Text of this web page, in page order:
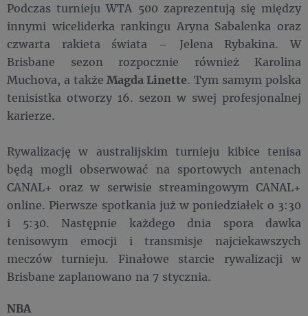
Podczas turnieju WTA 500 zaprezentują się między
innymi wiceliderka rankingu Aryna Sabalenka oraz
czwarta rakieta świata – Jelena Rybakina. W
Brisbane sezon rozpocznie również Karolina
Muchova, a także Magda Linette. Tym samym polska
tenisistka otworzy 16. sezon w swej profesjonalnej
karierze.
Rywalizację w australijskim turnieju kibice tenisa
będą mogli obserwować na sportowych antenach
CANAL+ oraz w serwisie streamingowym CANAL+
online. Pierwsze spotkania już w poniedziałek o 3:30
i 5:30. Następnie każdego dnia spora dawka
tenisowym emocji i transmisje najciekawszych
meczów turnieju. Finałowe starcie rywalizacji w
Brisbane zaplanowano na 7 stycznia.
NBA